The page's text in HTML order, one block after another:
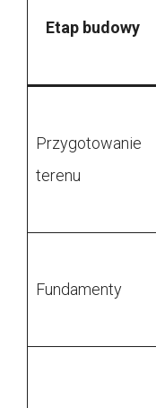
Etap budowy
Przygotowanie
terenu
Fundamenty